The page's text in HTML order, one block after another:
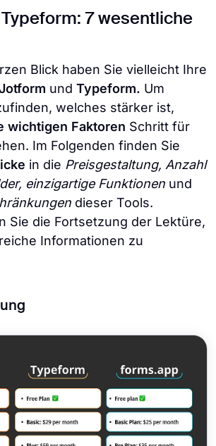
7 wesentliche
Blick haben Sie vielleicht Ihre
und Typeform. Um
welches stärker ist,
wichtigen Faktoren Schritt für
Im Folgenden finden Sie
in die Preisgestaltung, Anzahl
einzigartige Funktionen und
dieser Tools.
Sie die Fortsetzung der Lektüre,
Informationen zu